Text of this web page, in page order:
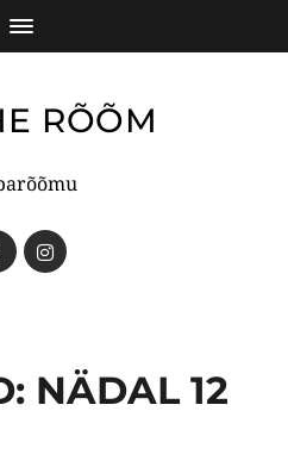
RÕÕM
NÄDAL 12